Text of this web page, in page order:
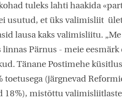
tuleks lahti haakida
usutud, et üks valimisliit
lausa kaks valimisliitu.
linnas Pärnus - meie
Tänane Postimehe
(järgnevad
18%), mistõttu